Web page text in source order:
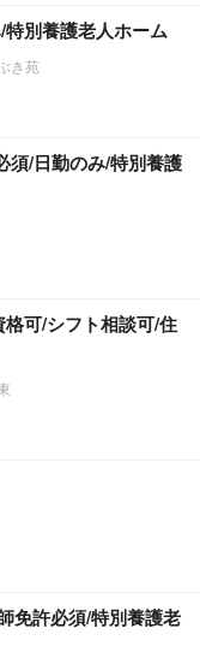
特別養護老人ホーム
き苑
須/日勤のみ/特別養護
格可/シフト相談可/住
免許必須/特別養護老